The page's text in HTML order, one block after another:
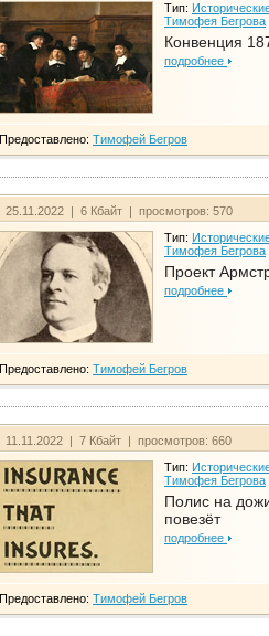
Тип:
Тимофея Бегрова
Конвенция
подробнее
Предоставлено: Тимофей Бегров
25.11.2022 | 6 Кбайт | просмотров: 570
Тип:
Тимофея Бегрова
Проект
подробнее
Предоставлено: Тимофей Бегров
11.11.2022 | 7 Кбайт | просмотров: 660
Тип:
Тимофея Бегрова
Полис на
повезёт
подробнее
Предоставлено: Тимофей Бегров